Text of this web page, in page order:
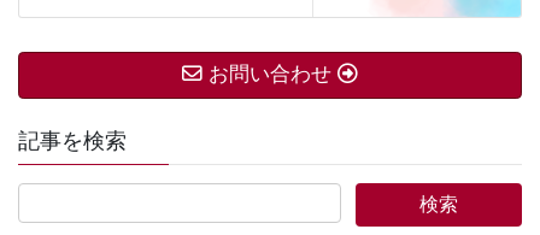
お問い合わせ
記事を検索